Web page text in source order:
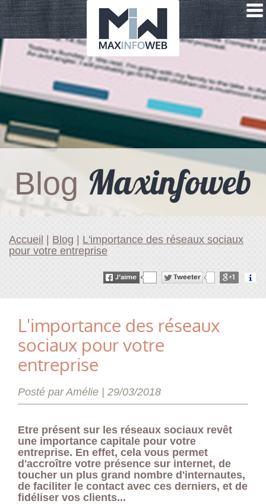
Blog Maxinfoweb
Accueil Blog
L'importance des réseaux sociaux
pour votre entreprise
L'importance des réseaux
sociaux pour votre
entreprise
Posté par Amélie | 29/03/2018
Etre présent sur les réseaux sociaux revêt
une importance capitale pour votre
entreprise. En effet, cela vous permet
d'accroître votre présence sur internet, de
toucher un plus grand nombre d'internautes,
de faciliter le contact avec ces derniers, et de
fidéliser vos clients...